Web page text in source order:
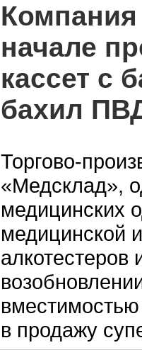
начале
кассет с
бахил
Торгово-
«Медсклад»,
медицинских
медицинской
алкотестеров
в продажу